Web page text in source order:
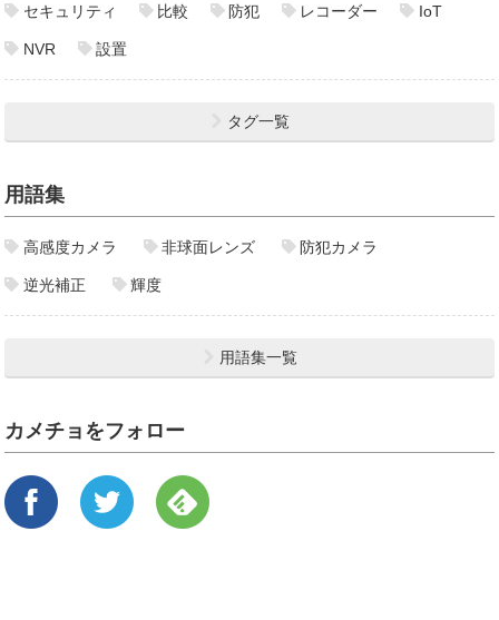
セキュリティ 比較 防犯 レコーダー IoT
NVR 設置
タグ一覧
用語集
高感度カメラ 非球面レンズ 防犯カメラ
逆光補正 輝度
用語集一覧
カメチョをフォロー